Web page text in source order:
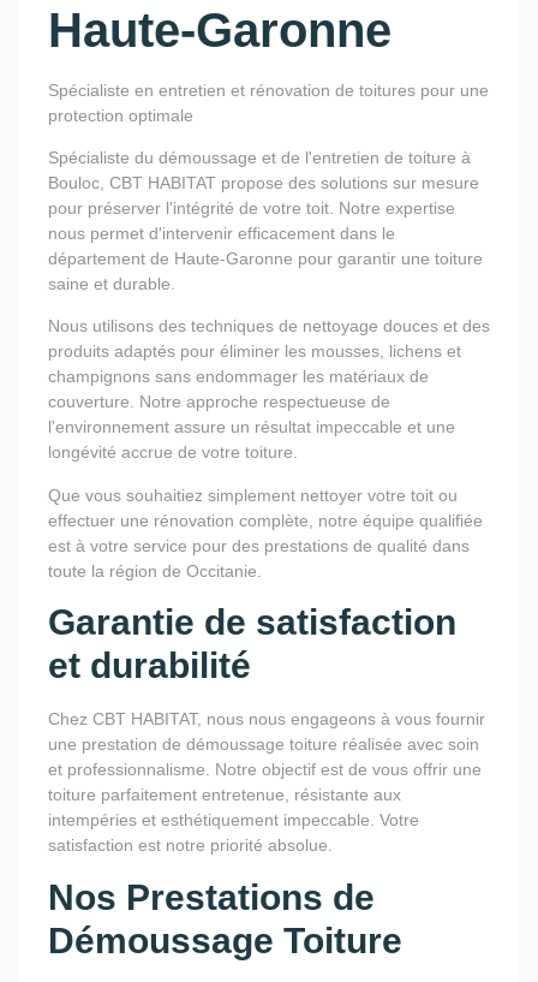
Haute-Garonne
Spécialiste en entretien et rénovation de toitures pour une
protection optimale
Spécialiste du démoussage et de l'entretien de toiture à
Bouloc, CBT HABITAT propose des solutions sur mesure
pour préserver l'intégrité de votre toit. Notre expertise
nous permet d'intervenir efficacement dans le
département de Haute-Garonne pour garantir une toiture
saine et durable.
Nous utilisons des techniques de nettoyage douces et des
produits adaptés pour éliminer les mousses, lichens et
champignons sans endommager les matériaux de
couverture. Notre approche respectueuse de
l'environnement assure un résultat impeccable et une
longévité accrue de votre toiture.
Que vous souhaitiez simplement nettoyer votre toit ou
effectuer une rénovation complète, notre équipe qualifiée
est à votre service pour des prestations de qualité dans
toute la région de Occitanie.
Garantie de satisfaction
et durabilité
Chez CBT HABITAT, nous nous engageons à vous fournir
une prestation de démoussage toiture réalisée avec soin
et professionnalisme. Notre objectif est de vous offrir une
toiture parfaitement entretenue, résistante aux
intempéries et esthétiquement impeccable. Votre
satisfaction est notre priorité absolue.
Nos Prestations de
Démoussage Toiture